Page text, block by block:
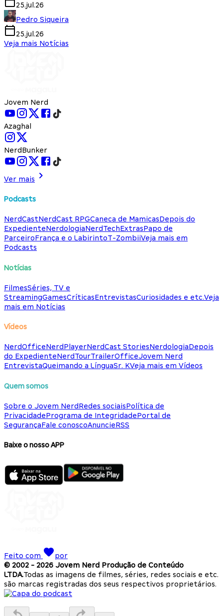
25.jul.26
Pedro Siqueira
25.jul.26
Veja mais Notícias
Jovem Nerd
Azaghal
NerdBunker
Ver mais
Podcasts
NerdCastNerdCast RPGCaneca de MamicasDepois do
ExpedienteNerdologiaNerdTechExtrasPapo de
ParceiroFrança e o LabirintoT-ZombiiVeja mais em
Podcasts
Notícias
FilmesSéries, TV e
StreamingGamesCríticasEntrevistasCuriosidades e etc.Veja
mais em Notícias
Vídeos
NerdOfficeNerdPlayerNerdCast StoriesNerdologiaDepois
do ExpedienteNerdTourTrailerOfficeJovem Nerd
EntrevistaQueimando a LínguaSr. KVeja mais em Vídeos
Quem somos
Sobre o Jovem NerdRedes sociaisPolítica de
PrivacidadePrograma de IntegridadePortal de
SegurançaFale conoscoAnuncieRSS
Baixe o nosso APP
Feito com
por
© 2002 - 2026 Jovem Nerd Produção de Conteúdo
LTDA.Todas as imagens de filmes, séries, redes sociais e etc.
são marcas registradas dos seus respectivos proprietários.